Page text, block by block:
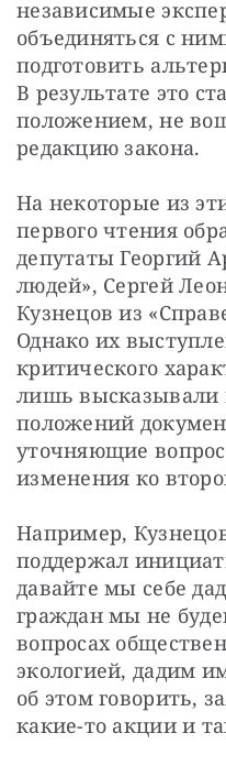
независимые
объединяться с
подготовить
В результате это
положением, не
редакцию закона.
На некоторые из
первого чтения
депутаты Георгий
людей», Сергей
Кузнецов из
Однако их
критического
лишь высказывали
положений
уточняющие
изменения ко
Например,
поддержал
давайте мы себе
граждан мы не
вопросах
экологией, дадим
об этом говорить,
какие-то акции и